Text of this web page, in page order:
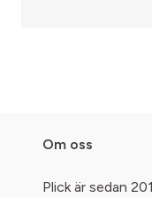
Om oss
Plick är sedan